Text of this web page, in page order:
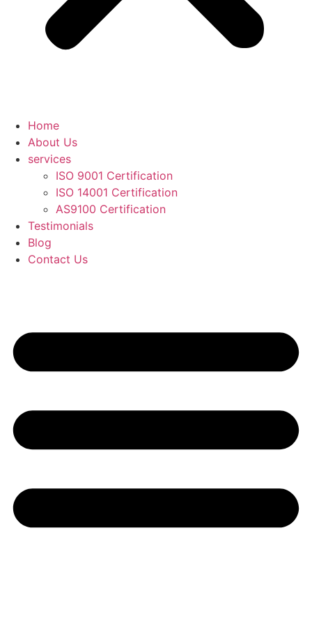
Home
About Us
services
ISO 9001 Certification
ISO 14001 Certification
AS9100 Certification
Testimonials
Blog
Contact Us